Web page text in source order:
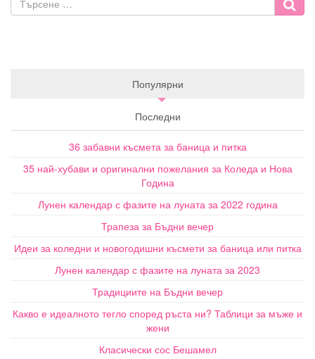
Популярни
Последни
36 забавни късмета за баница и питка
35 най-хубави и оригинални пожелания за Коледа и Нова
Година
Лунен календар с фазите на луната за 2022 година
Трапеза за Бъдни вечер
Идеи за коледни и новогодишни късмети за баница или питка
Лунен календар с фазите на луната за 2023
Традициите на Бъдни вечер
Какво е идеалното тегло според ръста ни? Таблици за мъже и
жени
Класически сос Бешамел